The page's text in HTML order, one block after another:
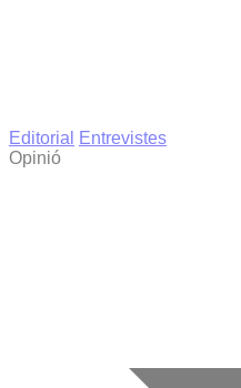
Editorial
Entrevistes
Opinió